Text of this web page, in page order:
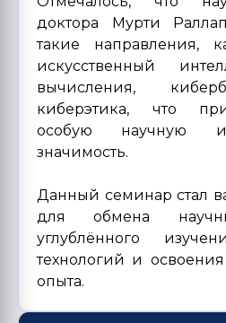
доктора Мурти
такие направления,
искусственный
вычисления,
киберэтика, что
особую научную и
значимость.
Данный семинар стал
для обмена
углублённого
технологий и
опыта.